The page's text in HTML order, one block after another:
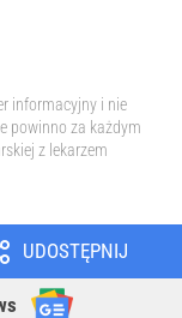
informacyjny i nie
powinno za każdym
z lekarzem
UDOSTĘPNIJ